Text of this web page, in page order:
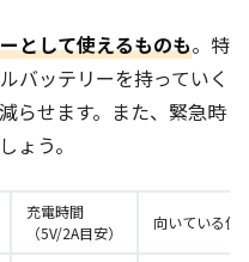
として使えるものも。特
バッテリーを持っていく
らせます。また、緊急時
ょう。
充電時間
（5V/2A目安）
向いている使